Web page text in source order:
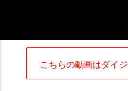
こちらの動画はダイ